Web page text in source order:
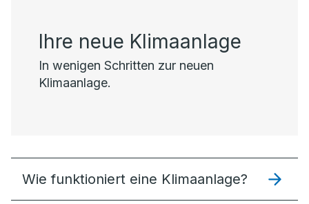
Ihre neue Klimaanlage
In wenigen Schritten zur neuen
Klimaanlage.
Wie funktioniert eine Klimaanlage?